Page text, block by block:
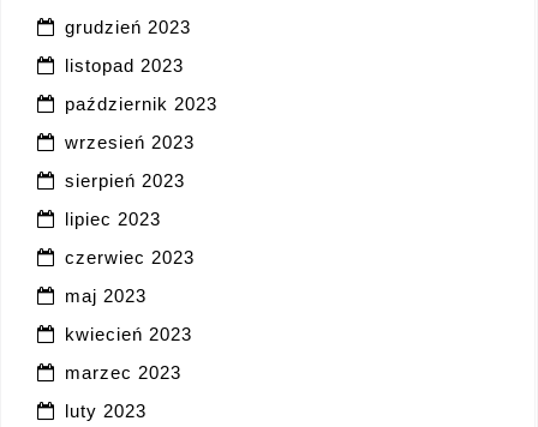
grudzień 2023
listopad 2023
październik 2023
wrzesień 2023
sierpień 2023
lipiec 2023
czerwiec 2023
maj 2023
kwiecień 2023
marzec 2023
luty 2023